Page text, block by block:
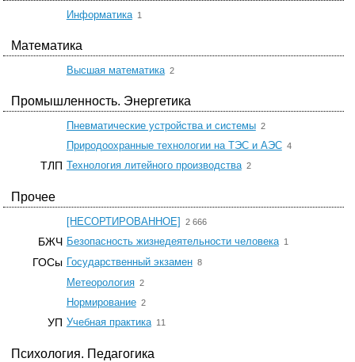
Информатика 1
Математика
Высшая математика 2
Промышленность. Энергетика
Пневматические устройства и системы 2
Природоохранные технологии на ТЭС и АЭС 4
ТЛП Технология литейного производства 2
Прочее
[НЕСОРТИРОВАННОЕ] 2 666
БЖЧ Безопасность жизнедеятельности человека 1
ГОСы Государственный экзамен 8
Метеорология 2
Нормирование 2
УП Учебная практика 11
Психология. Педагогика